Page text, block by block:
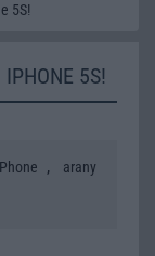
5S!
5S!
, arany